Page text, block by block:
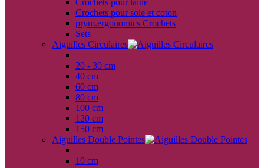
Crochets pour laine
Crochets pour soie et coton
prym.ergonomics Crochets
Sets
Aiguilles Circulaires
20 - 30 cm
40 cm
60 cm
80 cm
100 cm
120 cm
150 cm
Aiguilles Double Pointes
10 cm